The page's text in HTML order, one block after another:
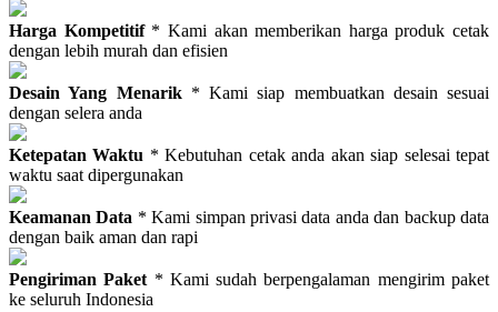
Harga Kompetitif* Kami akan memberikan harga produk cetak
dengan lebih murah dan efisien
Desain Yang Menarik* Kami siap membuatkan desain sesuai
dengan selera anda
Ketepatan Waktu * Kebutuhan cetak anda akan siap selesai tepat
waktu saat dipergunakan
Keamanan Data * Kami simpan privasi data anda dan backup data
dengan baik aman dan rapi
Pengiriman Paket * Kami sudah berpengalaman mengirim paket
ke seluruh Indonesia